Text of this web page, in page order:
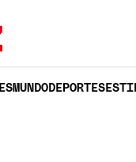
MUNDODEPORTES